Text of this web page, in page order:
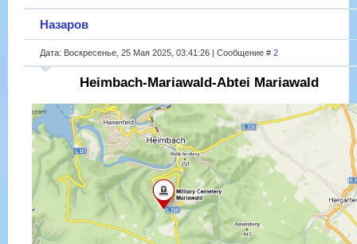
Назаров
Дата: Воскресенье, 25 Мая 2025, 03:41:26 | Сообщение # 2
Heimbach-Mariawald-Abtei Mariawald